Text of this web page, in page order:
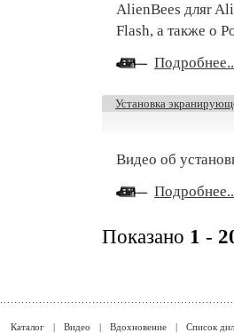
AlienBees дляr
Flash, а также о
Установка
Видео об
Показано 1 -
Каталог | Видео | Вдохновение | Список